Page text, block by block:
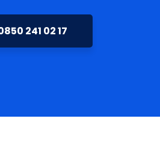
241 02 17